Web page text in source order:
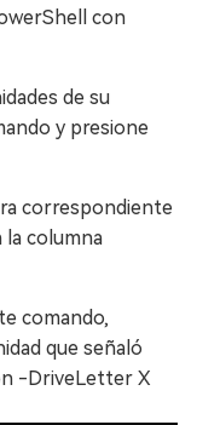
con
de su
y presione
correspondiente
la columna
comando,
que señaló
-DriveLetter X